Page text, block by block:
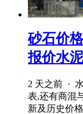
砂石价
报价水
2 天之前 ·
表,还有商混
新及历史价